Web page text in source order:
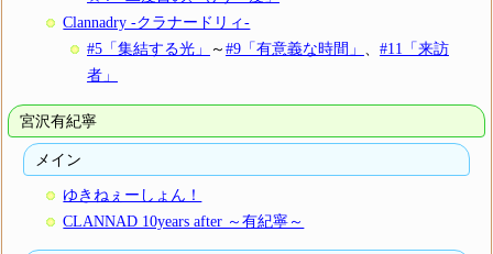
Clannadry -クラナードリィ-
#5「集結する光」
～#9「有意義な時間」 、 #11「来訪
者」
宮沢有紀寧
メイン
ゆきねぇーしょん！
CLANNAD 10years after ～有紀寧～